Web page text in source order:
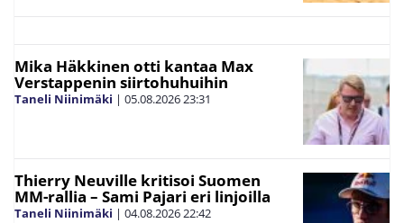
Mika Häkkinen otti kantaa Max
Verstappenin siirtohuhuihin
Taneli Niinimäki | 05.08.202623:31
Thierry Neuville kritisoi Suomen
MM-rallia – Sami Pajari eri linjoilla
Taneli Niinimäki | 04.08.202622:42